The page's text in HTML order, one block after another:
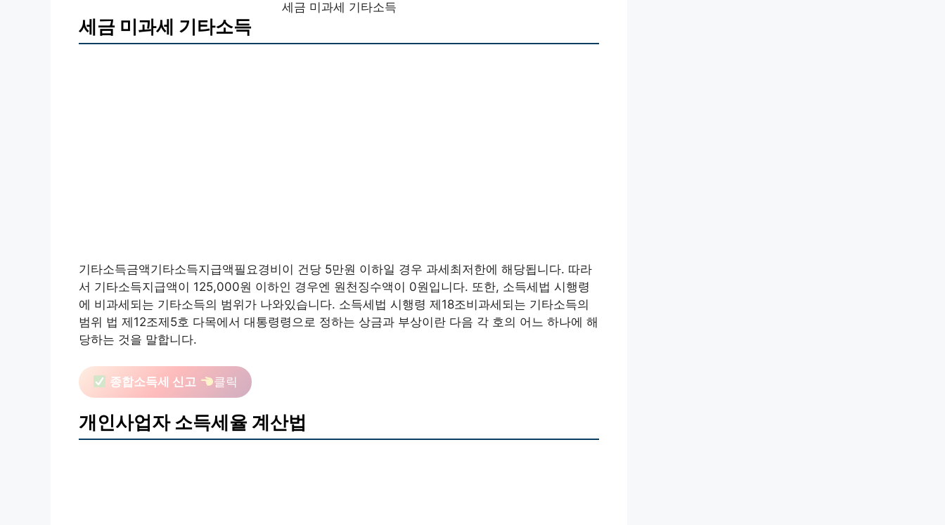
세금 미과세 기타소득
세금 미과세 기타소득
기타소득금액기타소득지급액필요경비이 건당 5만원 이하일 경우 과세최저한에 해당됩니다. 따라
서 기타소득지급액이 125,000원 이하인 경우엔 원천징수액이 0원입니다. 또한, 소득세법 시행령
에 비과세되는 기타소득의 범위가 나와있습니다. 소득세법 시행령 제18조비과세되는 기타소득의
범위 법 제12조제5호 다목에서 대통령령으로 정하는 상금과 부상이란 다음 각 호의 어느 하나에 해
당하는 것을 말합니다.
종합소득세 신고 클릭
개인사업자 소득세율 계산법